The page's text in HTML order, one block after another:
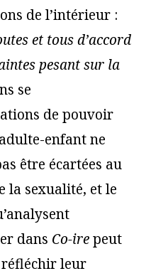
de l’intérieur :
et tous d’accord
pesant sur la
se
de pouvoir
enfant ne
être écartées au
la sexualité, et le
dans Co-irepeut
réfléchir leur